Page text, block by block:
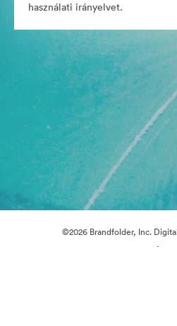
használati irányelvet.
©2026 Brandfolder, Inc.
·